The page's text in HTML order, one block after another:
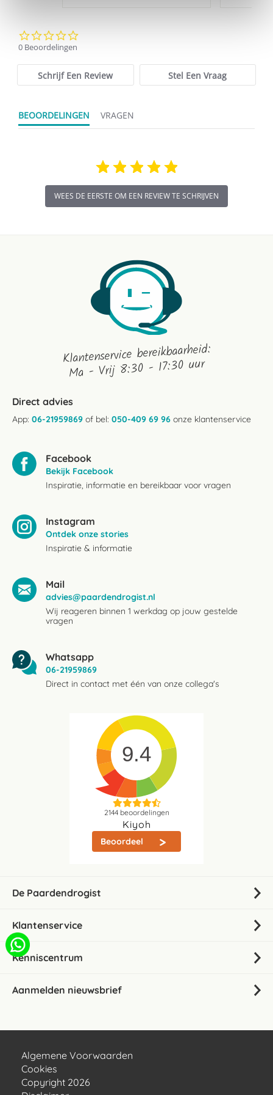
0 Beoordelingen
Schrijf Een Review Stel Een Vraag
BEOORDELINGEN VRAGEN
WEES DE EERSTE OM EEN REVIEW TE SCHRIJVEN
Klantenservice bereikbaarheid:
Ma - Vrij 8:30 - 17:30 uur
Direct advies
App: 06-21959869 of bel: 050-409 69 96 onze klantenservice
Facebook
Bekijk Facebook
Inspiratie, informatie en bereikbaar voor vragen
Instagram
Ontdek onze stories
Inspiratie & informatie
Mail
advies@paardendrogist.nl
Wij reageren binnen 1 werkdag op jouw gestelde
vragen
Whatsapp
06-21959869
Direct in contact met één van onze collega's
9.4
2144beoordelingen
Kiyoh
Beoordeel
De Paardendrogist
Klantenservice
Kenniscentrum
Aanmelden nieuwsbrief
Algemene Voorwaarden
Cookies
Copyright 2026